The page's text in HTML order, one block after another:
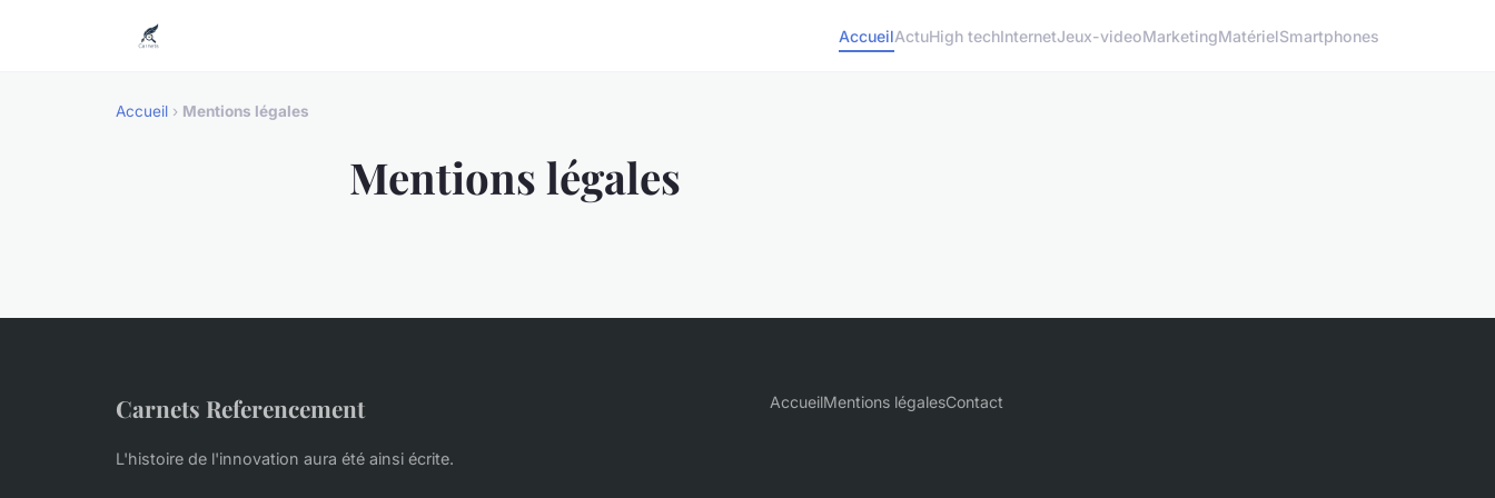
AccueilActuHigh techInternetJeux-videoMarketingMatérielSmartphones
Accueil › Mentions légales
Mentions légales
Carnets Referencement
L'histoire de l'innovation aura été ainsi écrite.
AccueilMentions légalesContact